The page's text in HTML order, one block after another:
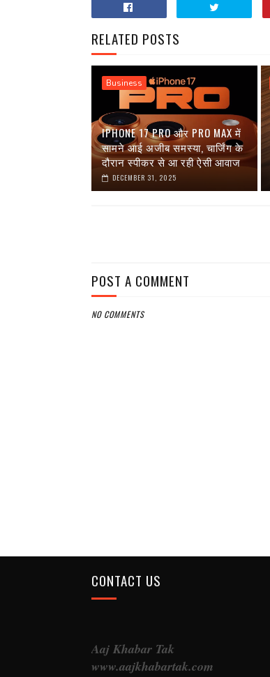
RELATED POSTS
Business
IPHONE 17 PRO और PRO MAX में
सामने आई अजीब समस्या, चार्जिंग के
दौरान स्पीकर से आ रही ऐसी आवाज
DECEMBER 31, 2025
POST A COMMENT
NO COMMENTS
CONTACT US
Aaj Khabar Tak
www.aajkhabartak.com